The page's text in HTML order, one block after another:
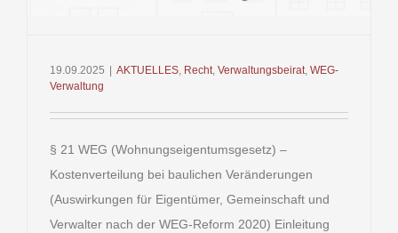
19.09.2025 AKTUELLES, Recht, Verwaltungsbeirat, WEG-
Verwaltung
§ 21 WEG (Wohnungseigentumsgesetz) –
Kostenverteilung bei baulichen Veränderungen
(Auswirkungen für Eigentümer, Gemeinschaft und
Verwalter nach der WEG-Reform 2020) Einleitung